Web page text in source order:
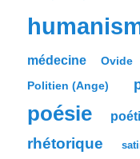
médecine Ovide
Politien (Ange)
poésie
rhétorique